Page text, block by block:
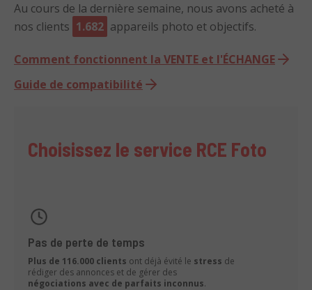
Au cours de la dernière semaine, nous avons acheté à
nos clients 1.682 appareils photo et objectifs.
Comment fonctionnent la VENTE et l'ÉCHANGE
Guide de compatibilité
Choisissez le service RCE Foto
Pas de perte de temps
Plus de 116.000 clients ont déjà évité le stress de
rédiger des annonces et de gérer des
négociations avec de parfaits inconnus.